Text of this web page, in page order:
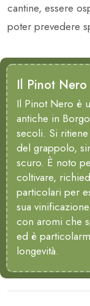
cantine, essere
poter prevedere
Il Pinot Nero
Il Pinot Nero è
antiche in
secoli. Si
del grappolo,
scuro. È noto
coltivare,
particolari per
sua
con aromi che
ed è
longevità.